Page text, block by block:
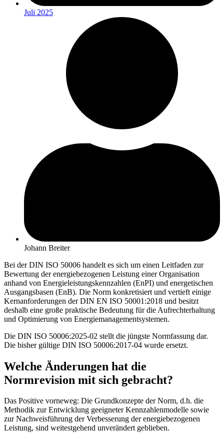
Juli 2025
Johann Breiter
Bei der DIN ISO 50006 handelt es sich um einen Leitfaden zur
Bewertung der energiebezogenen Leistung einer Organisation
anhand von Energieleistungskennzahlen (EnPI) und energetischen
Ausgangsbasen (EnB). Die Norm konkretisiert und vertieft einige
Kernanforderungen der DIN EN ISO 50001:2018 und besitzt
deshalb eine große praktische Bedeutung für die Aufrechterhaltung
und Optimierung von Energiemanagementsystemen.
Die DIN ISO 50006:2025-02 stellt die jüngste Normfassung dar.
Die bisher gültige DIN ISO 50006:2017-04 wurde ersetzt.
Welche Änderungen hat die
Normrevision mit sich gebracht?
Das Positive vorneweg: Die Grundkonzepte der Norm, d.h. die
Methodik zur Entwicklung geeigneter Kennzahlenmodelle sowie
zur Nachweisführung der Verbesserung der energiebezogenen
Leistung, sind weitestgehend unverändert geblieben.